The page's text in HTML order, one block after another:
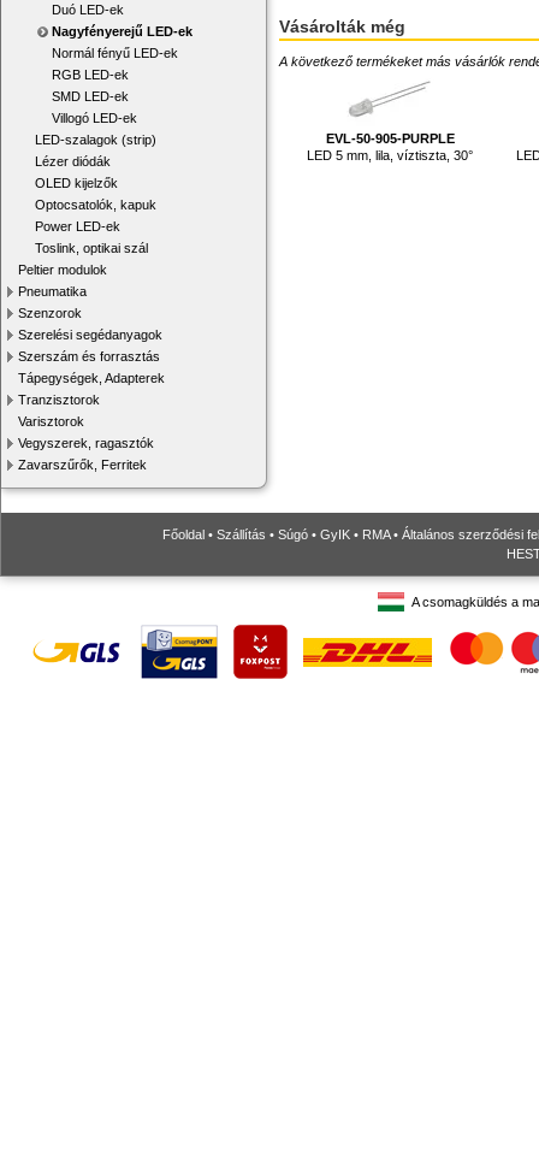
Duó LED-ek
Nagyfényerejű LED-ek
Normál fényű LED-ek
RGB LED-ek
SMD LED-ek
Villogó LED-ek
LED-szalagok (strip)
Lézer diódák
OLED kijelzők
Optocsatolók, kapuk
Power LED-ek
Toslink, optikai szál
Peltier modulok
Pneumatika
Szenzorok
Szerelési segédanyagok
Szerszám és forrasztás
Tápegységek, Adapterek
Tranzisztorok
Varisztorok
Vegyszerek, ragasztók
Zavarszűrők, Ferritek
Vásárolták még
A következő termékeket más vásárlók
EVL-50-905-PURPLE
LED 5 mm, lila, víztiszta, 30°
Főoldal • Szállítás • Súgó • GyIK • RMA• Általános szerződési
A csomagküldés a